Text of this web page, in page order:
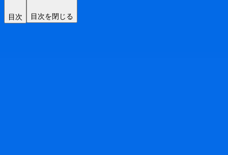
目次 目次を閉じる